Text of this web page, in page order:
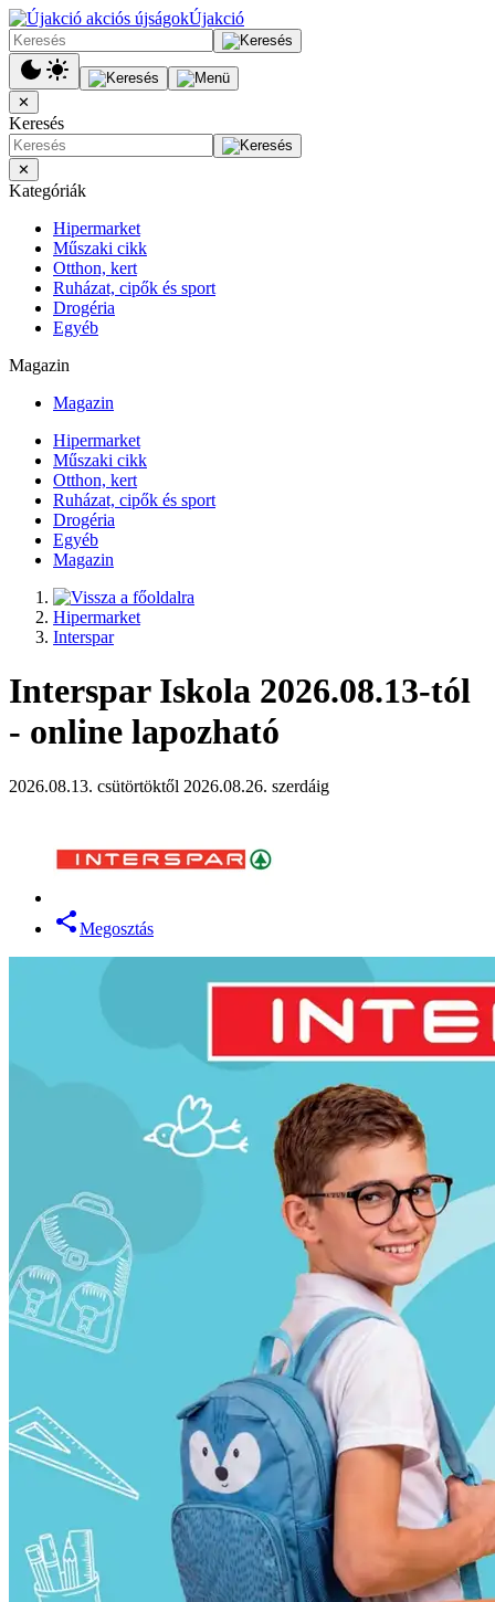
Újakció
✕
Keresés
✕
Kategóriák
Hipermarket
Műszaki cikk
Otthon, kert
Ruházat, cipők és sport
Drogéria
Egyéb
Magazin
Magazin
Hipermarket
Műszaki cikk
Otthon, kert
Ruházat, cipők és sport
Drogéria
Egyéb
Magazin
Hipermarket
Interspar
Interspar Iskola 2026.08.13-tól
- online lapozható
2026.08.13. csütörtöktől 2026.08.26. szerdáig
Megosztás